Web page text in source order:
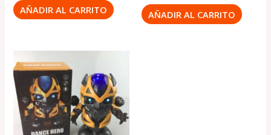
AÑADIR AL CARRITO AÑADIR AL CARRITO
precio
original
era:
.
₡5,950
precio
actual
es:
₡3,950